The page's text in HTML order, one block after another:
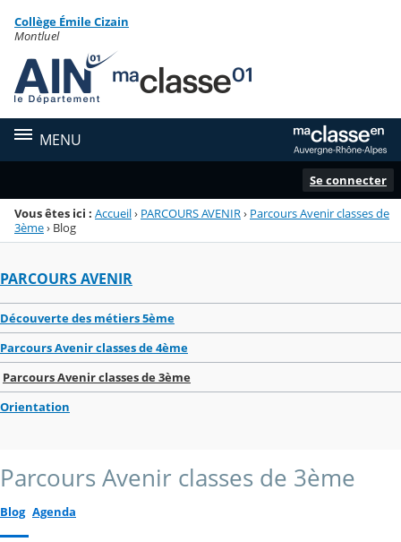
Menu de la rubrique
Contenu
Collège Émile Cizain
Montluel
MENU
Se connecter
Vous êtes ici : Accueil› PARCOURS AVENIR› Parcours Avenir classes de
3ème› Blog
PARCOURS AVENIR
Découverte des métiers 5ème
Parcours Avenir classes de 4ème
Parcours Avenir classes de 3ème
Orientation
Parcours Avenir classes de 3ème
Blog Agenda